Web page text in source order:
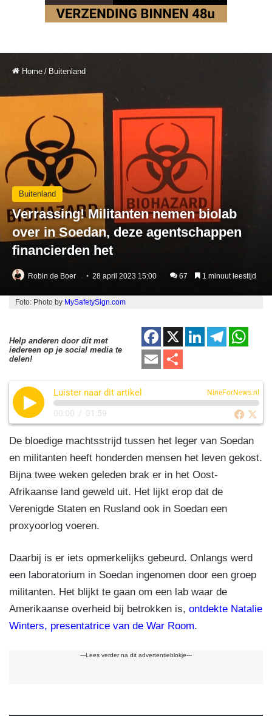
Home / Buitenland
Buitenland
Verrassing! Militanten nemen biolab
over in Soedan, deze agentschappen
financierden het
Robin de Boer 28 april 2023 15:00 67 1 minuut leestijd
Foto: Photo by MySafetySign.com
Help anderen door dit met
iedereen op je social media te
delen!
F
a
c
e
o
o
k
X
Li
e
n
T
gr
a
m
s
A
p
p
E
aile
Luister naar dit artikel NineForNews.nl
00:00 / 01:59
De bloedige machtsstrijd tussen het leger van Soedan
en militanten heeft honderden mensen het leven gekost.
Bijna twee weken geleden brak er in het Oost-
Afrikaanse land geweld uit. Het lijkt erop dat de
Verenigde Staten en Rusland ook in Soedan een
proxyoorlog voeren.
Daarbij is er iets opmerkelijks gebeurd. Onlangs werd
een laboratorium in Soedan ingenomen door een groep
militanten. Het blijkt te gaan om een lab waar de
Amerikaanse overheid bij betrokken is, ontdekte Natalie
Winters, presentatrice van de War Room.
---Lees verder na dit advertentieblokje---